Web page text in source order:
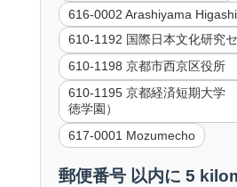
616-0002 Arashiyama
610-1192 国際日本文化研究
610-1198 京都市西京区役所
610-1195 京都経済短期大
徳学園）
617-0001 Mozumecho
郵便番号 以内に 5